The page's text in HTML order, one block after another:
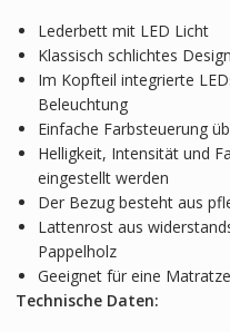
Lederbett mit LED Licht
Klassisch schlichtes Design
Im Kopfteil integrierte
Beleuchtung
Einfache Farbsteuerung
Helligkeit, Intensität und
eingestellt werden
Der Bezug besteht aus
Lattenrost aus
Pappelholz
Geeignet für eine
Technische Daten: